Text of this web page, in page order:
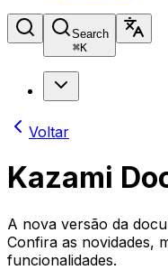
Search
⌘K
Voltar
Kazami
A nova versão da
Confira as novidades,
funcionalidades.